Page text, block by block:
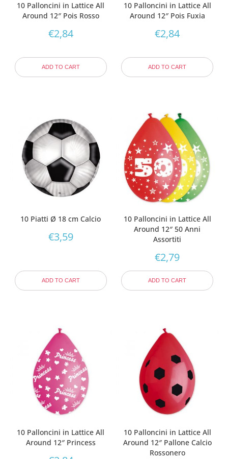
10 Palloncini in Lattice All
Around 12″ Pois Rosso
€2,84
ADD TO CART
10 Palloncini in Lattice All
Around 12″ Pois Fuxia
€2,84
ADD TO CART
10 Piatti Ø 18 cm Calcio
€3,59
ADD TO CART
10 Palloncini in Lattice All
Around 12″ 50 Anni
Assortiti
€2,79
ADD TO CART
10 Palloncini in Lattice All
Around 12″ Princess
10 Palloncini in Lattice All
Around 12″ Pallone Calcio
Rossonero